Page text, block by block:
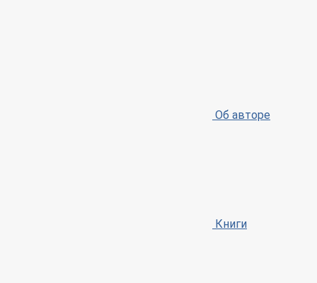
Об авторе
Книги